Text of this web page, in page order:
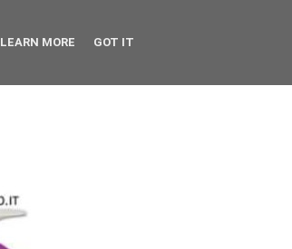
LEARN MORE GOT IT